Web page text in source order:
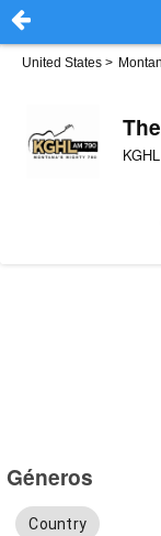
United States >
Géneros
Country